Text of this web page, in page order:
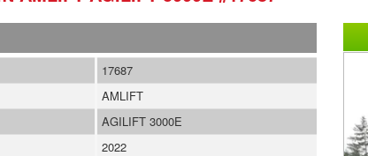
17687
AMLIFT
AGILIFT 3000E
2022